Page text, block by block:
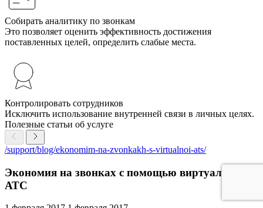
Собирать аналитику по звонкам
Это позволяет оценить эффективность достижения
поставленных целей, определить слабые места.
Контролировать сотрудников
Исключить использование внутренней связи в личных целях.
Полезные статьи об услуге
/support/blog/ekonomim-na-zvonkakh-s-virtualnoi-ats/
Экономия на звонках с помощью виртуальной
АТС